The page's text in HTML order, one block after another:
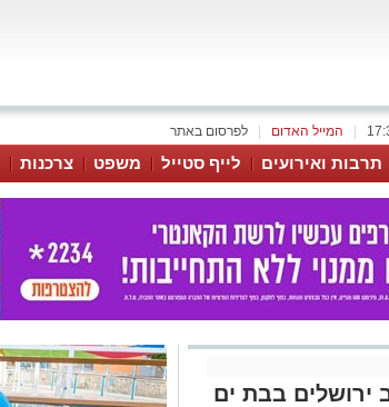
לפרסום באתר המייל האדום
תרבות ואירועים לייף סטייל משפט צרכנות
ירושלים בבת ים